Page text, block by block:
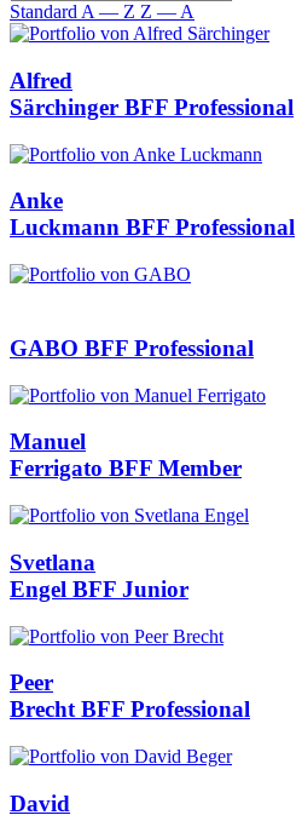
Standard A — Z Z — A
Alfred
Särchinger BFF Professional
Anke
Luckmann BFF Professional
GABO BFF Professional
Manuel
Ferrigato BFF Member
Svetlana
Engel BFF Junior
Peer
BrechtBFF Professional
David